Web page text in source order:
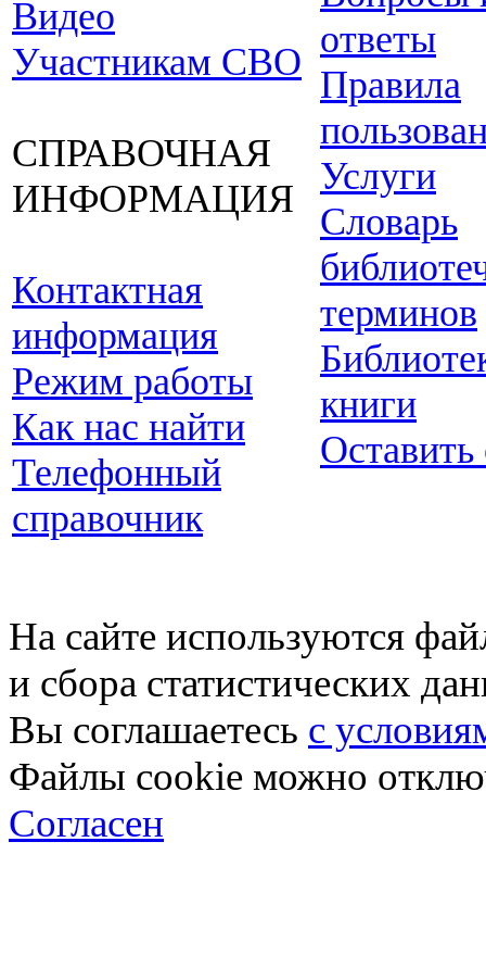
Видео
Участникам СВО
СПРАВОЧНАЯ
ИНФОРМАЦИЯ
Контактная
информация
Режим работы
Как нас найти
Телефонный
справочник
ответы
Правила
Услуги
Словарь
терминов
книги
Оставить
На сайте используются
и сбора статистических
Вы соглашаетесь с
Файлы cookie можно
Согласен